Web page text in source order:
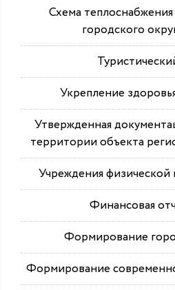
Схема
городского
Укрепление
Утвержденная
территории объекта
Учреждения физической
Финансовая
Формирование
Формирование